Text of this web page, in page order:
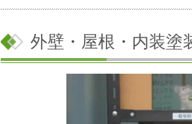
外壁・屋根・内装塗